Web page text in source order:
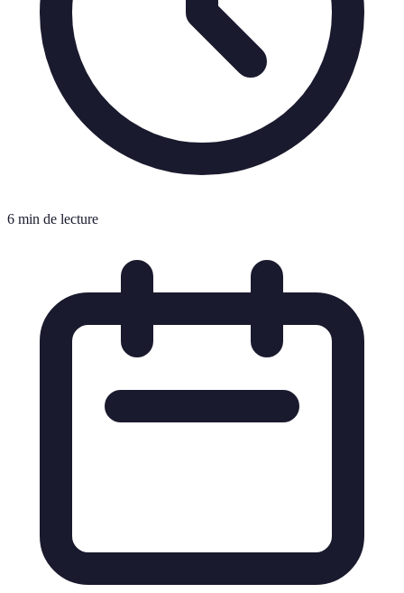
6 min de lecture